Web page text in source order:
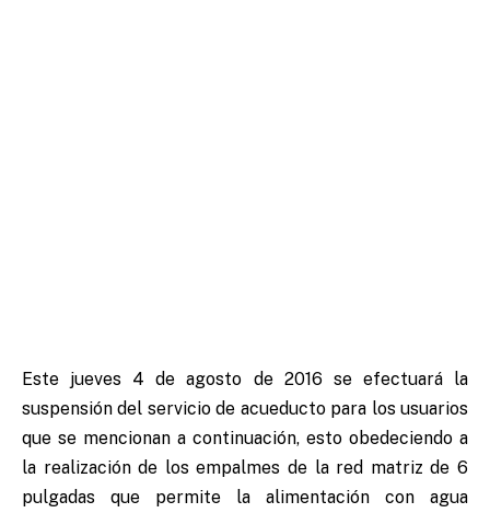
Este jueves 4 de agosto de 2016 se efectuará la
suspensión del servicio de acueducto para los usuarios
que se mencionan a continuación, esto obedeciendo a
la realización de los empalmes de la red matriz de 6
pulgadas que permite la alimentación con agua